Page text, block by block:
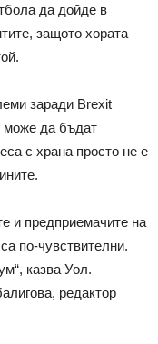
да дойде в
защото хората
заради Brexit
може да бъдат
с храна просто не е
и предприемачите на
по-чувствителни.
казва Уол.
редактор